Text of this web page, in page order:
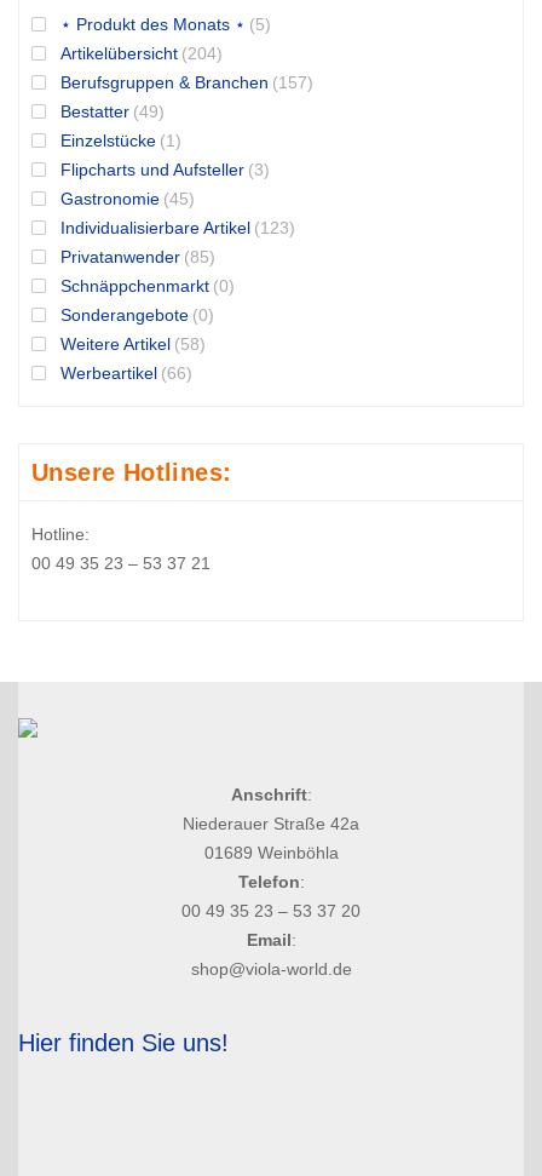
⋆ Produkt des Monats ⋆ (5)
Artikelübersicht (204)
Berufsgruppen & Branchen (157)
Bestatter (49)
Einzelstücke (1)
Flipcharts und Aufsteller (3)
Gastronomie (45)
Individualisierbare Artikel (123)
Privatanwender (85)
Schnäppchenmarkt (0)
Sonderangebote (0)
Weitere Artikel (58)
Werbeartikel (66)
Unsere Hotlines:
Hotline:
00 49 35 23 – 53 37 21
Anschrift:
Niederauer Straße 42a
01689 Weinböhla
Telefon:
00 49 35 23 – 53 37 20
Email:
shop@viola-world.de
Hier finden Sie uns!